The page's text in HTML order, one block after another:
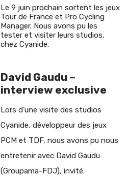
Le 9 juin prochain sortent les jeux
Tour de France et Pro Cycling
Manager. Nous avons pu les
tester et visiter leurs studios,
chez Cyanide.
David Gaudu –
interview exclusive
Lors d’une visite des studios
Cyanide, développeur des jeux
PCM et TDF, nous avons pu nous
entretenir avec David Gaudu
(Groupama-FDJ), invité.